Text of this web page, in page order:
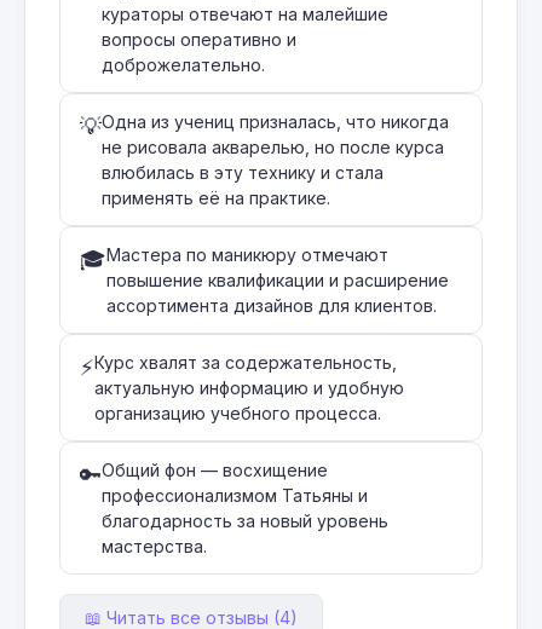
кураторы отвечают на малейшие
вопросы оперативно и
доброжелательно.
💡Одна из учениц призналась, что никогда
не рисовала акварелью, но после курса
влюбилась в эту технику и стала
применять её на практике.
🎓Мастера по маникюру отмечают
повышение квалификации и расширение
ассортимента дизайнов для клиентов.
⚡Курс хвалят за содержательность,
актуальную информацию и удобную
организацию учебного процесса.
🔑Общий фон — восхищение
профессионализмом Татьяны и
благодарность за новый уровень
мастерства.
📖 Читать все отзывы (4)